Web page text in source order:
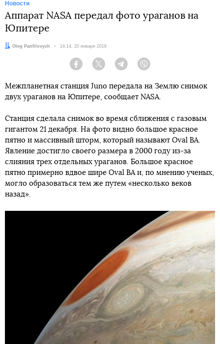
Новости
Аппарат NASA передал фото ураганов на
Юпитере
Автор:
Oleg Panfilovych Дата:
14:14, 20 января 2019
Facebook Twitter Telegram
Межпланетная станция Juno передала на Землю снимок
двух ураганов на Юпитере, сообщает NASA.
Станция сделала снимок во время сближения с газовым
гигантом 21 декабря. На фото видно большое красное
пятно и массивный шторм, который называют Oval BA.
Явление достигло своего размера в 2000 году из-за
слияния трех отдельных ураганов. Большое красное
пятно примерно вдвое шире Oval BA и, по мнению ученых,
могло образоваться тем же путем «несколько веков
назад».